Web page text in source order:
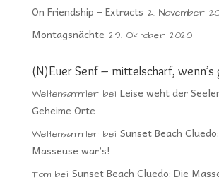
On Friendship – Extracts 2. November
Montagsnächte 29. Oktober 2020
(N)Euer Senf – mittelscharf, wenn’s
Weltensammlerbei Leise weht der
Geheime Orte
Weltensammlerbei Sunset Beach
Masseuse war’s!
Tombei Sunset Beach Cluedo: Die